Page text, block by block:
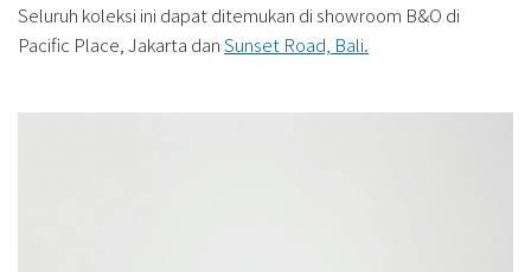
Seluruh koleksi ini dapat ditemukan di showroom B&O di
Pacific Place, Jakarta danSunset Road, Bali.